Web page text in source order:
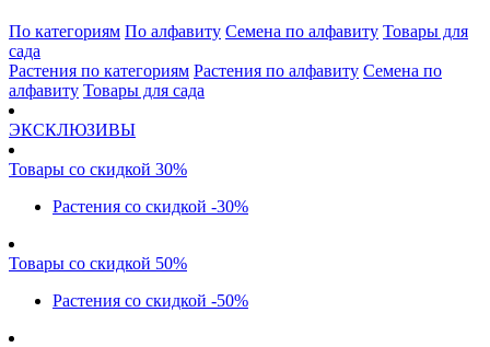
По категориям По алфавиту Семена по алфавиту Товары для
сада
Растения по категориям Растения по алфавиту Семена по
алфавиту Товары для сада
ЭКСКЛЮЗИВЫ
Товары со скидкой 30%
Растения со скидкой -30%
Товары со скидкой 50%
Растения со скидкой -50%